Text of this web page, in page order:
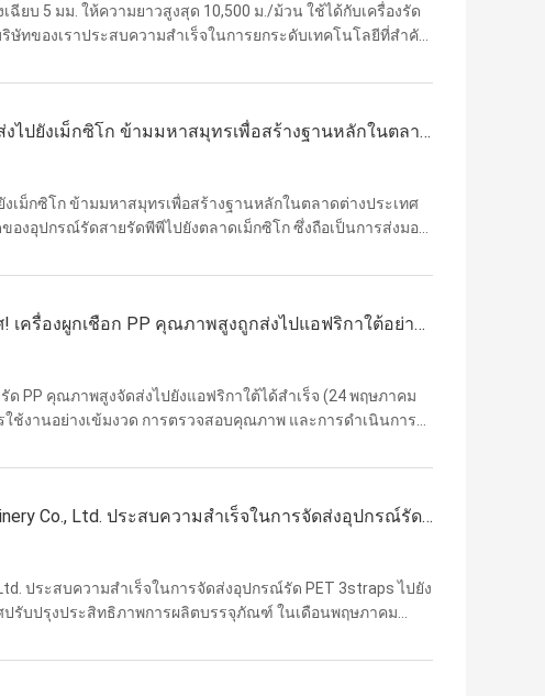
ฉียบ 5 มม. ให้ความยาวสูงสุด 10,500 ม./ม้วน ใช้ได้กับเครื่องรัด
ษัทของเราประสบความสำเร็จในการยกระดับเทคโนโลยีที่สำคัญ
งไปยังเม็กซิโก ข้ามมหาสมุทรเพื่อสร้างฐานหลักในตลาด
งเม็กซิโก ข้ามมหาสมุทรเพื่อสร้างฐานหลักในตลาดต่างประเทศ
องอุปกรณ์รัดสายรัดพีพีไปยังตลาดเม็กซิโก ซึ่งถือเป็นการส่งมอบ
! เครื่องผูกเชือก PP คุณภาพสูงถูกส่งไปแอฟริกาใต้อย่าง
ด PP คุณภาพสูงจัดส่งไปยังแอฟริกาใต้ได้สำเร็จ (24 พฤษภาคม
ใช้งานอย่างเข้มงวด การตรวจสอบคุณภาพ และการดำเนินการ
Co., Ltd. ประสบความสำเร็จในการจัดส่งอุปกรณ์รัด
ให้ลูกค้าในต่างประเทศปรับปรุงประสิทธิภาพการผลิต
ประสบความสำเร็จในการจัดส่งอุปกรณ์รัด PET 3straps ไปยัง
ปรับปรุงประสิทธิภาพการผลิตบรรจุภัณฑ์ ในเดือนพฤษภาคม